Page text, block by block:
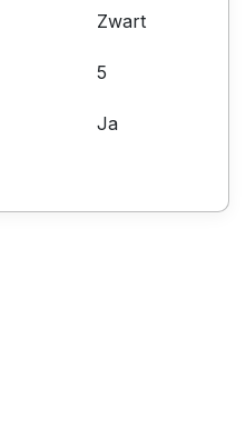
Zwart
5
Ja